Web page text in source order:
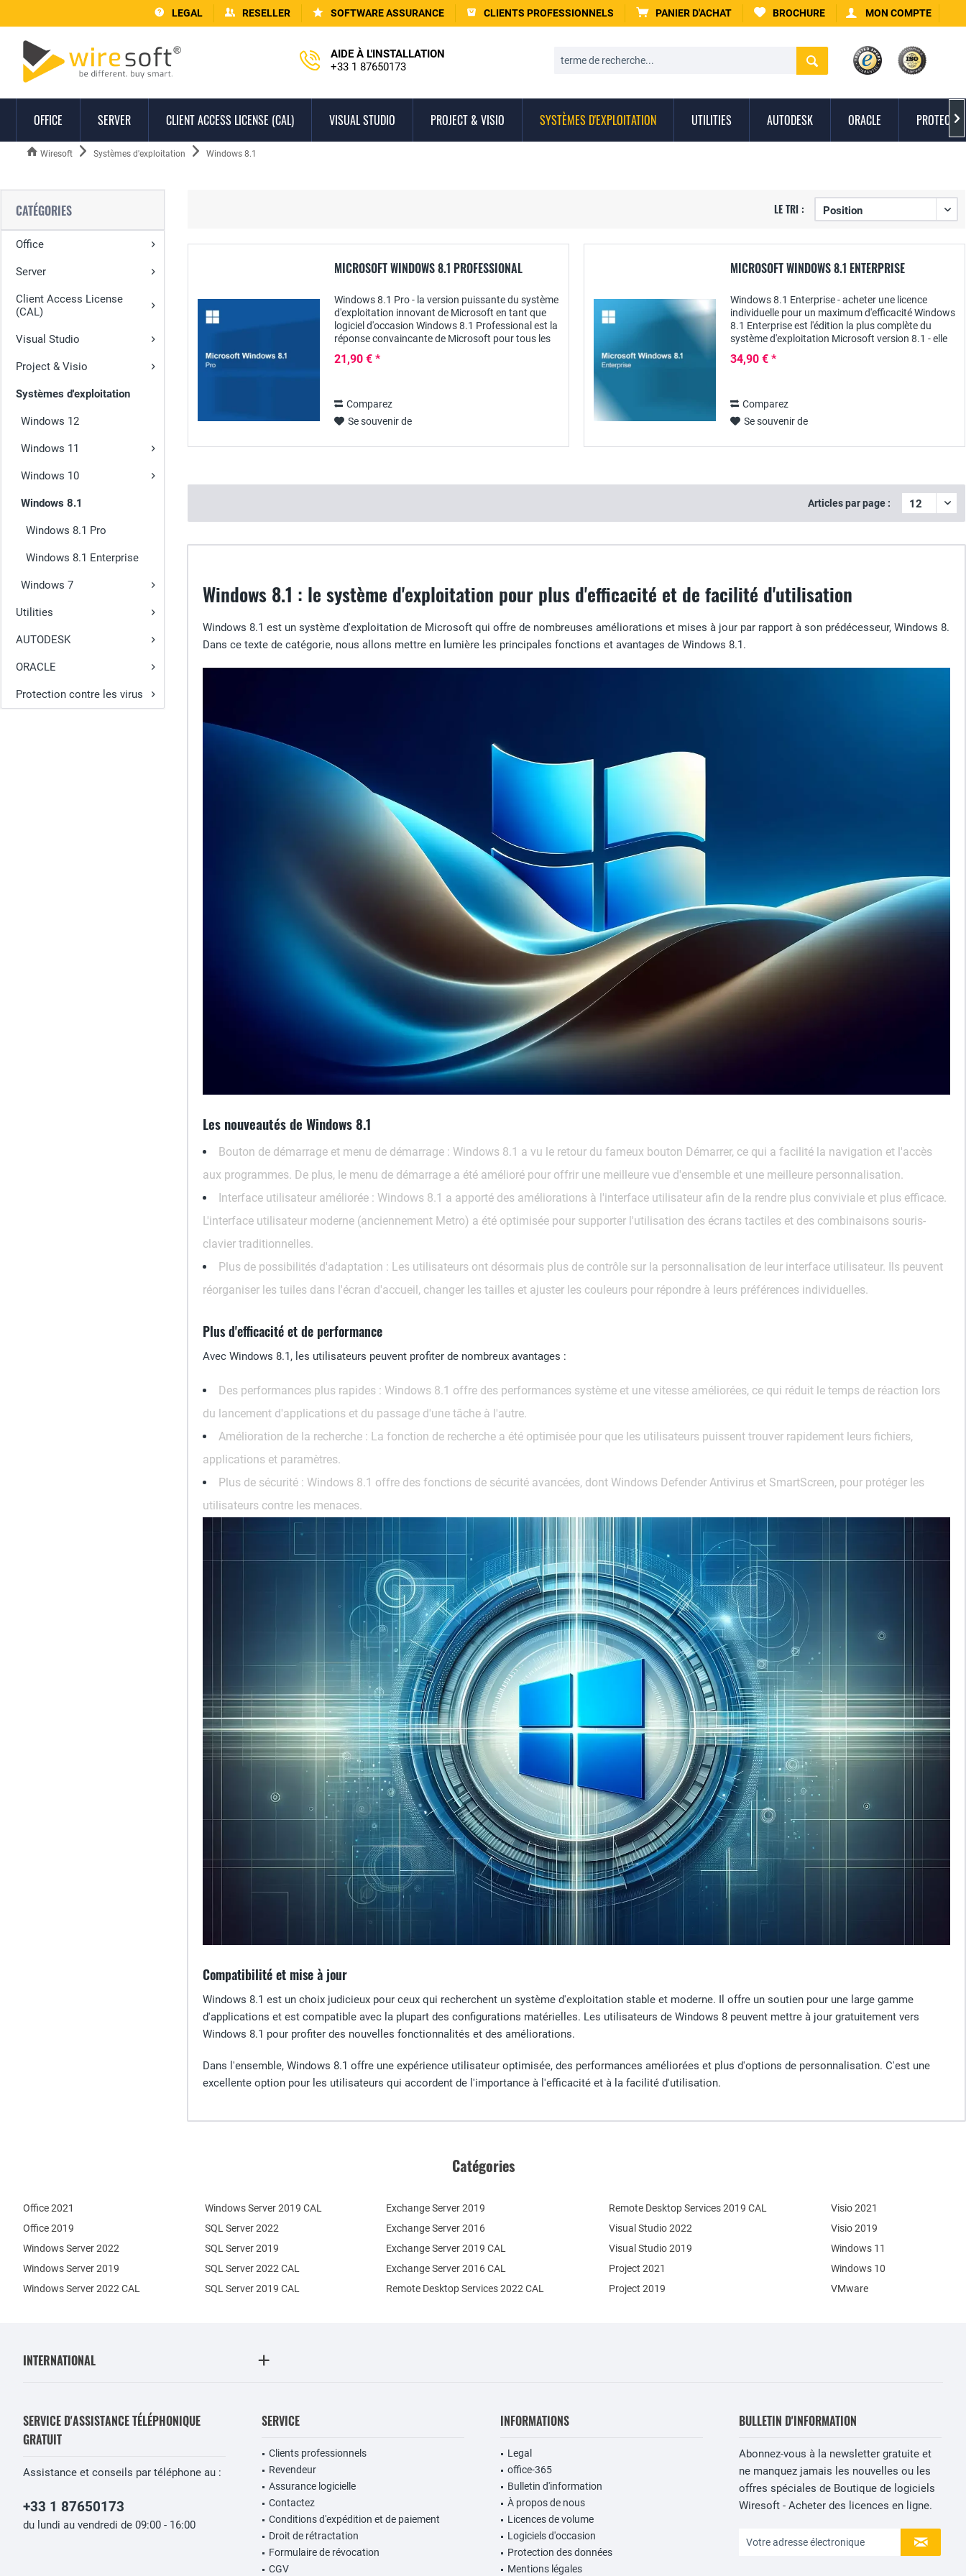
LEGAL RESELLER SOFTWARE ASSURANCE CLIENTS PROFESSIONNELS PANIER D'ACHAT BROCHURE MON COMPTE
AIDE À L'INSTALLATION
+33 1 87650173
OFFICE SERVER CLIENT ACCESS LICENSE (CAL) VISUAL STUDIO PROJECT & VISIO SYSTÈMES D'EXPLOITATION UTILITIES AUTODESK ORACLE 
Wiresoft Systèmes d'exploitation Windows 8.1
CATÉGORIES
Office
Server
Client Access License
(CAL)
Visual Studio
Project & Visio
Systèmes d'exploitation
Windows 12
Windows 11
Windows 10
Windows 8.1
Windows 8.1 Pro
Windows 8.1 Enterprise
Windows 7
Utilities
AUTODESK
ORACLE
Protection contre les virus
LE TRI :
MICROSOFT WINDOWS 8.1 PROFESSIONAL
Windows 8.1 Pro - la version puissante du système
d'exploitation innovant de Microsoft en tant que
logiciel d'occasion Windows 8.1 Professional est la
réponse convaincante de Microsoft pour tous les
21,90 € *
Comparez
Se souvenir de
MICROSOFT WINDOWS 8.1 ENTERPRISE
Windows 8.1 Enterprise - acheter une licence
individuelle pour un maximum d'efficacité Windows
8.1 Enterprise est l'édition la plus complète du
système d'exploitation Microsoft version 8.1 - elle
34,90 € *
Comparez
Se souvenir de
Articles par page :
Windows 8.1 : le système d'exploitation pour plus d'efficacité et de facilité d'utilisation
Windows 8.1 est un système d'exploitation de Microsoft qui offre de nombreuses améliorations et mises à jour par rapport à son prédécesseur, Windows 8.
Dans ce texte de catégorie, nous allons mettre en lumière les principales fonctions et avantages de Windows 8.1.
Les nouveautés de Windows 8.1
Bouton de démarrage et menu de démarrage : Windows 8.1 a vu le retour du fameux bouton Démarrer, ce qui a facilité la navigation et l'accès
aux programmes. De plus, le menu de démarrage a été amélioré pour offrir une meilleure vue d'ensemble et une meilleure personnalisation.
Interface utilisateur améliorée : Windows 8.1 a apporté des améliorations à l'interface utilisateur afin de la rendre plus conviviale et plus efficace.
L'interface utilisateur moderne (anciennement Metro) a été optimisée pour supporter l'utilisation des écrans tactiles et des combinaisons souris-
clavier traditionnelles.
Plus de possibilités d'adaptation : Les utilisateurs ont désormais plus de contrôle sur la personnalisation de leur interface utilisateur. Ils peuvent
réorganiser les tuiles dans l'écran d'accueil, changer les tailles et ajuster les couleurs pour répondre à leurs préférences individuelles.
Plus d'efficacité et de performance
Avec Windows 8.1, les utilisateurs peuvent profiter de nombreux avantages :
Des performances plus rapides : Windows 8.1 offre des performances système et une vitesse améliorées, ce qui réduit le temps de réaction lors
du lancement d'applications et du passage d'une tâche à l'autre.
Amélioration de la recherche : La fonction de recherche a été optimisée pour que les utilisateurs puissent trouver rapidement leurs fichiers,
applications et paramètres.
Plus de sécurité : Windows 8.1 offre des fonctions de sécurité avancées, dont Windows Defender Antivirus et SmartScreen, pour protéger les
utilisateurs contre les menaces.
Compatibilité et mise à jour
Windows 8.1 est un choix judicieux pour ceux qui recherchent un système d'exploitation stable et moderne. Il offre un soutien pour une large gamme
d'applications et est compatible avec la plupart des configurations matérielles. Les utilisateurs de Windows 8 peuvent mettre à jour gratuitement vers
Windows 8.1 pour profiter des nouvelles fonctionnalités et des améliorations.
Dans l'ensemble, Windows 8.1 offre une expérience utilisateur optimisée, des performances améliorées et plus d'options de personnalisation. C'est une
excellente option pour les utilisateurs qui accordent de l'importance à l'efficacité et à la facilité d'utilisation.
Catégories
Office 2021
Office 2019
Windows Server 2022
Windows Server 2019
Exchange Server 2019
Exchange Server 2016
SQL Server 2022
SQL Server 2019
Windows Server 2022 CAL
Windows Server 2019 CAL
SQL Server 2022 CAL
SQL Server 2019 CAL
Remote Desktop Services 2022 CAL
Remote Desktop Services 2019 CAL
Exchange Server 2019 CAL
Exchange Server 2016 CAL
Visual Studio 2022
Visual Studio 2019
Project 2021
Project 2019
Visio 2021
Visio 2019
Windows 11
Windows 10
VMware
INTERNATIONAL
SERVICE D'ASSISTANCE TÉLÉPHONIQUE
GRATUIT
Assistance et conseils par téléphone au :
+33 1 87650173
du lundi au vendredi de 09:00 - 16:00
SERVICE
Clients professionnels
Revendeur
Assurance logicielle
Contactez
Conditions d'expédition et de paiement
Droit de rétractation
Formulaire de révocation
CGV
INFORMATIONS
Legal
office-365
Bulletin d'information
À propos de nous
Licences de volume
Logiciels d'occasion
Protection des données
Mentions légales
BULLETIN D'INFORMATION
Abonnez-vous à la newsletter gratuite et
ne manquez jamais les nouvelles ou les
offres spéciales de Boutique de logiciels
Wiresoft - Acheter des licences en ligne.